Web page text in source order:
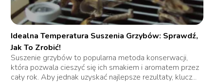
Idealna Temperatura Suszenia Grzybów: Sprawdź,
Jak To Zrobić!
Suszenie grzybów to popularna metoda konserwacji,
która pozwala cieszyć się ich smakiem i aromatem przez
cały rok. Aby jednak uzyskać najlepsze rezultaty, klucz...